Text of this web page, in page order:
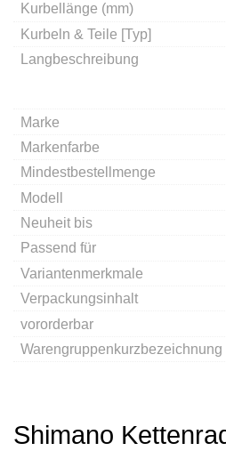
Kurbellänge (mm)
Kurbeln & Teile [Typ]
Langbeschreibung
Marke
Markenfarbe
Mindestbestellmenge
Modell
Neuheit bis
Passend für
Variantenmerkmale
Verpackungsinhalt
vororderbar
Warengruppenkurzbezeichnung
Shimano